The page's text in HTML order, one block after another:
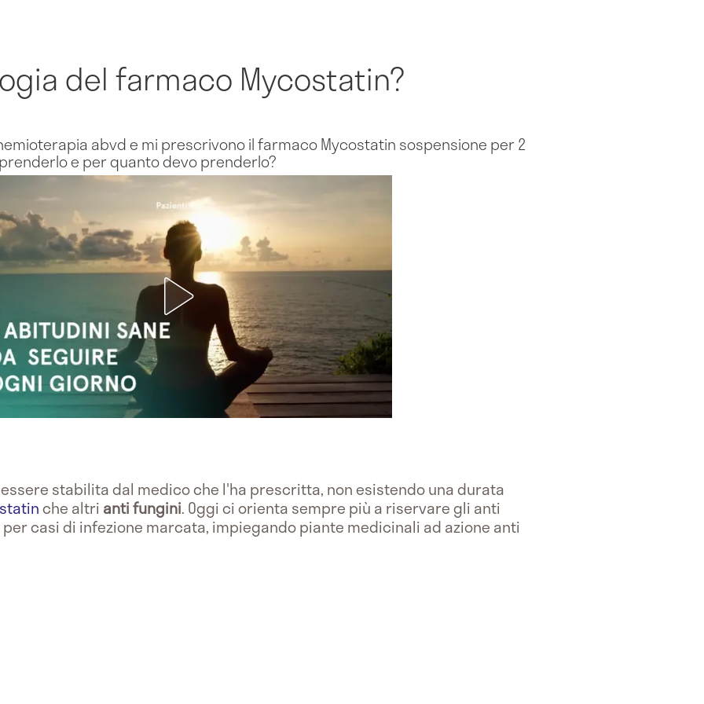
del farmaco Mycostatin?
abvd e mi prescrivono il farmaco Mycostatin sospensione per 2
e per quanto devo prenderlo?
stabilita dal medico che l'ha prescritta, non esistendo una durata
che altri anti fungini. Oggi ci orienta sempre più a riservare gli anti
casi di infezione marcata, impiegando piante medicinali ad azione anti